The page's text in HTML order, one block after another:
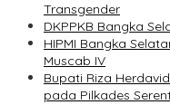
Transgender
DKPPKB Bangka
HIPMI Bangka
Muscab IV
Bupati Riza
pada Pilkades